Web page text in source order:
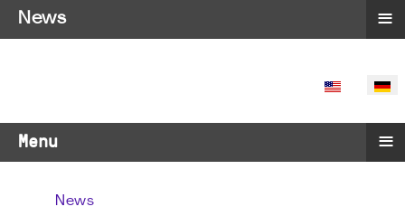
SPRACHE
Menu ≡
News
News ≡